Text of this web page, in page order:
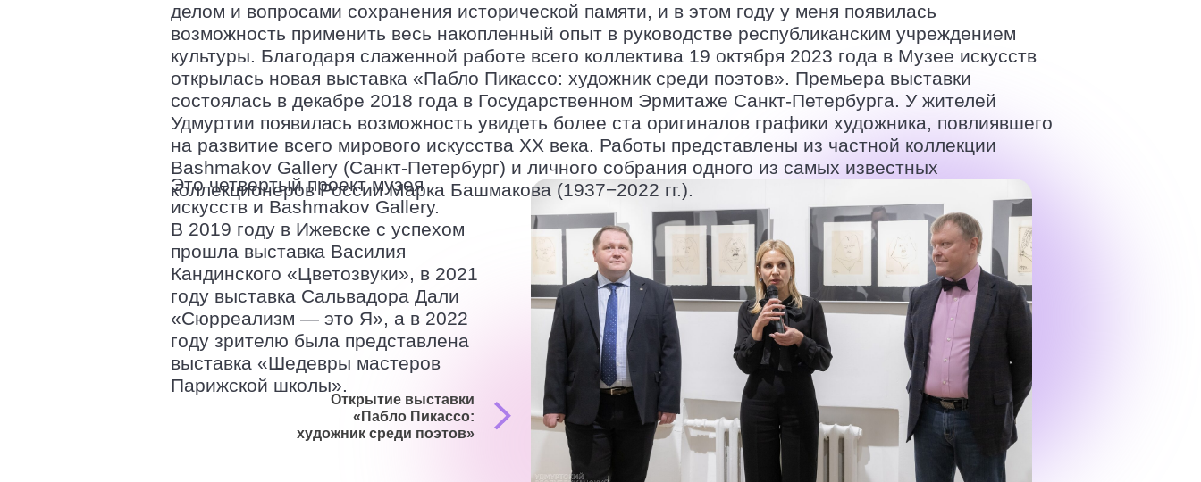
делом и вопросами сохранения исторической памяти, и в этом году у меня появилась
возможность применить весь накопленный опыт в руководстве республиканским учреждением
культуры. Благодаря слаженной работе всего коллектива 19 октября 2023 года в Музее искусств
открылась новая выставка «Пабло Пикассо: художник среди поэтов». Премьера выставки
состоялась в декабре 2018 года в Государственном Эрмитаже Санкт-Петербурга. У жителей
Удмуртии появилась возможность увидеть более ста оригиналов графики художника, повлиявшего
на развитие всего мирового искусства ХХ века. Работы представлены из частной коллекции
Bashmakov Gallery (Санкт-Петербург) и личного собрания одного из самых известных
коллекционеров России Марка Башмакова (1937−2022 гг.).
Это четвертый проект музея
искусств и Bashmakov Gallery.
В 2019 году в Ижевске с успехом
прошла выставка Василия
Кандинского «Цветозвуки», в 2021
году выставка Сальвадора Дали
«Сюрреализм — это Я», а в 2022
году зрителю была представлена
выставка «Шедевры мастеров
Парижской школы».
Открытие выставки
«Пабло Пикассо:
художник среди поэтов»